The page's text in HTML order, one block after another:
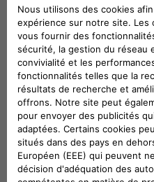
CHOISIR
ROMEO
PAR